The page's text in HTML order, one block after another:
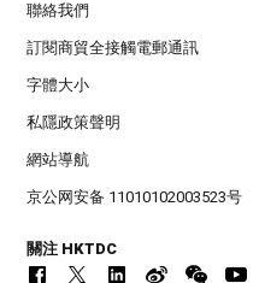
聯絡我們
訂閱商貿全接觸電郵通訊
字體大小
私隱政策聲明
網站導航
京公网安备 11010102003523号
關注 HKTDC